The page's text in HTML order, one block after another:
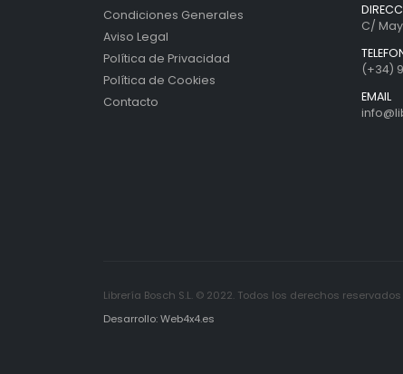
Condiciones Generales
Aviso Legal
Política de Privacidad
Política de Cookies
Contacto
C/
(+34)
EMAIL
Librería Bosch S.L. © 2022. Todos los derechos reservados
Desarrollo: Web4x4.es